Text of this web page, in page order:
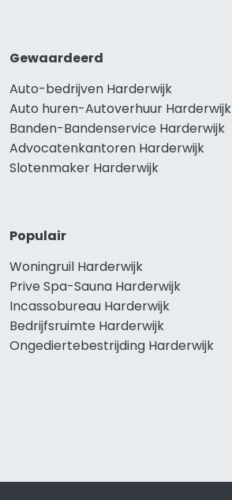
Gewaardeerd
Auto-bedrijven Harderwijk
Auto huren-Autoverhuur Harderwijk
Banden-Bandenservice Harderwijk
Advocatenkantoren Harderwijk
Slotenmaker Harderwijk
Populair
Woningruil Harderwijk
Prive Spa-Sauna Harderwijk
Incassobureau Harderwijk
Bedrijfsruimte Harderwijk
Ongediertebestrijding Harderwijk